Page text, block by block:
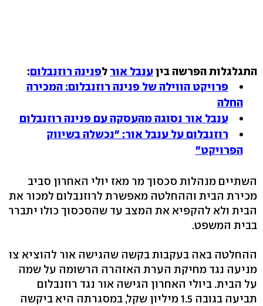
התגלגלות הפרשה ביןענבל אור לפנינה רוזנבלום:
פרויקט הווילה של פנינה רוזנבלום: המכירה
החלה
ענבל אור נסוגה מהעסקה עם פנינה רוזנבלום
רוזנבלום על ענבל אור: "נכשלה בשיווק
הפרויקט"
השתיים מנהלות סכסוך מר מאז יולי האחרון סביב
מכירת הבית וההחלטה מאפשרת לרוזנבלום למכור את
הבית ולא להקפיא את המצב עד שהסכסוך כולו יתברר
בבית המשפט.
ההחלטה באה בעקבות בקשה שהגישה אור להוציא צו
מניעה נגד מחיקת הערת האזהרה הרשומה על שמה
על הבית. ביולי האחרון הגישה אור נגד רוזנבלום
תביעה בגובה 1.5 מיליון שקל, במסגרתה היא ביקשה